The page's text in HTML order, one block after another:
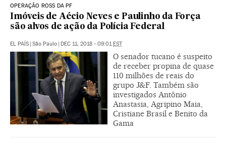
OPERAÇÃO ROSS DA PF
Imóveis de Aécio Neves e Paulinho da Força
são alvos de ação da Polícia Federal
EL PAÍS São Paulo DEC 11, 2018 - 09:01 EST
O senador tucano é suspeito
de receber propina de quase
110 milhões de reais do
grupo J&F. Também são
investigados Antônio
Anastasia, Agripino Maia,
Cristiane Brasil e Benito da
Gama